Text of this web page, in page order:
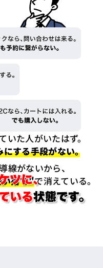
いた人がいたはず。
にする手段がない。
線がないから、
捨て"で消えている。